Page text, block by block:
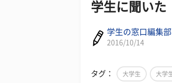
学生に聞いた
学生の窓口編集部
2016/10/14
タグ： 大学生 大学